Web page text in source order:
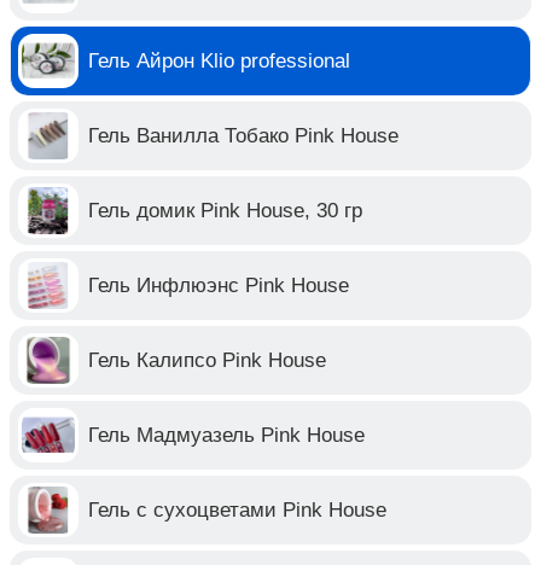
Гель Айрон Klio professional
Гель Ванилла Тобако Pink House
Гель домик Pink House, 30 гр
Гель Инфлюэнс Pink House
Гель Калипсо Pink House
Гель Мадмуазель Pink House
Гель с сухоцветами Pink House